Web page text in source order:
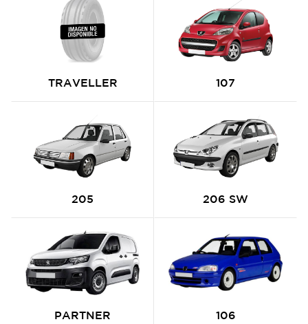
TRAVELLER 107
205 206 SW
PARTNER 106